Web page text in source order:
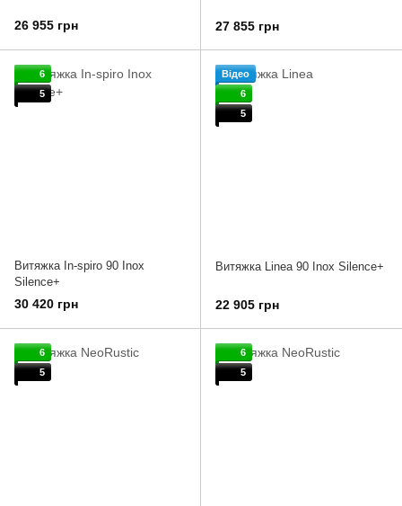
26 955 грн 27 855 грн
6
5
Витяжка In-spiro 90 Inox
Silence+
30 420 грн
Відео
6
5
Витяжка Linea 90 Inox Silence+
22 905 грн
6
5
6
5